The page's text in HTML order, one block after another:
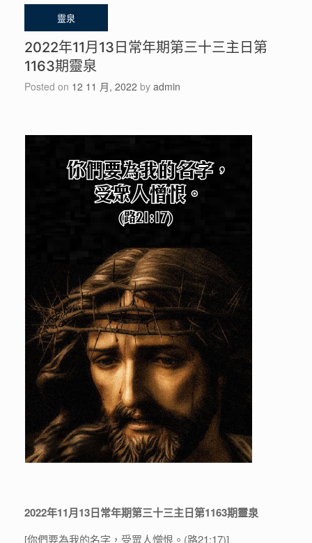
2022年11月13日常年期第三十三主日第
1163期靈泉
Posted on 12 11 月, 2022 by admin
2022年11月13日常年期第三十三主日第1163期靈泉
[你們要為我的名字，受眾人憎恨。(路21:17)]